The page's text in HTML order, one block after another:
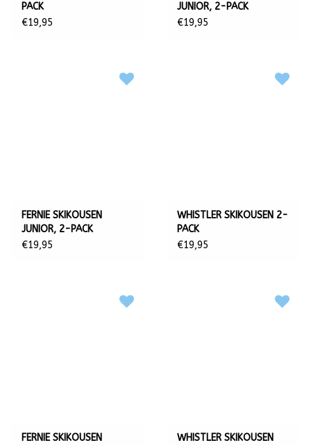
PACK
€19,95
JUNIOR, 2-PACK
€19,95
FERNIE SKIKOUSEN
JUNIOR, 2-PACK
€19,95
WHISTLER SKIKOUSEN 2-
PACK
€19,95
FERNIE SKIKOUSEN
WHISTLER SKIKOUSEN